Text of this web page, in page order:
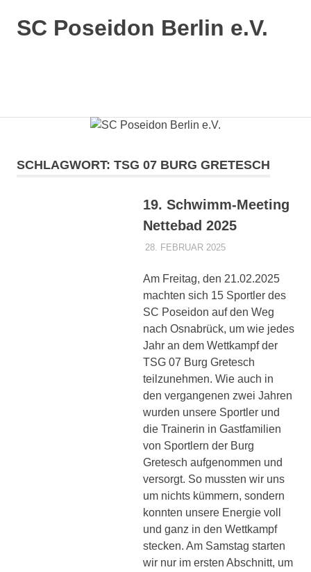
SC Poseidon Berlin e.V.
SCHLAGWORT: TSG 07 BURG GRETESCH
19. Schwimm-Meeting
Nettebad 2025
28. FEBRUAR 2025POSEIDONADMIN
AKTUELLES 1.
Am Freitag, den 21.02.2025
machten sich 15 Sportler des
SC Poseidon auf den Weg
nach Osnabrück, um wie jedes
Jahr an dem Wettkampf der
TSG 07 Burg Gretesch
teilzunehmen. Wie auch in
den vergangenen zwei Jahren
wurden unsere Sportler und
die Trainerin in Gastfamilien
von Sportlern der Burg
Gretesch aufgenommen und
versorgt. So mussten wir uns
um nichts kümmern, sondern
konnten unsere Energie voll
und ganz in den Wettkampf
stecken. Am Samstag starten
wir nur im ersten Abschnitt, um